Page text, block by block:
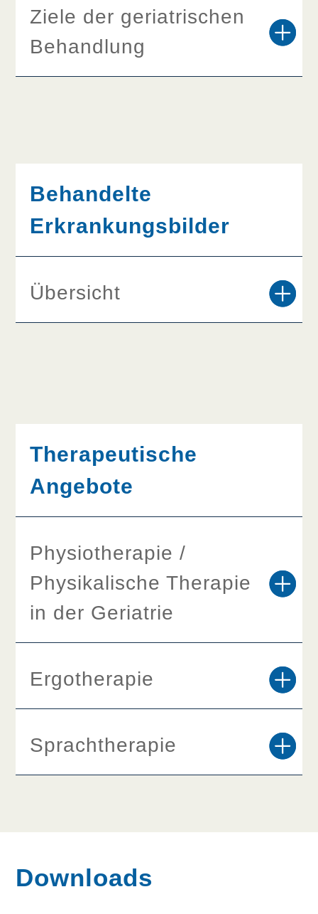
Ziele der geriatrischen
Behandlung
Behandelte
Erkrankungsbilder
Übersicht
Therapeutische
Angebote
Physiotherapie /
Physikalische Therapie
in der Geriatrie
Ergotherapie
Sprachtherapie
Downloads